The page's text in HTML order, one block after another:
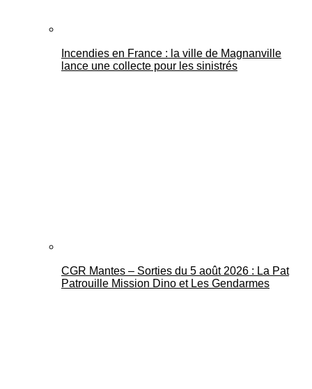
Mantes Actu
Incendies en France : la ville de Magnanville
lance une collecte pour les sinistrés
CGR Mantes – Sorties du 5 août 2026 : La Pat
Patrouille Mission Dino et Les Gendarmes